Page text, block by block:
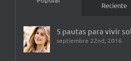
Reciente
5 pautas para vivir
septiembre 22nd, 2016